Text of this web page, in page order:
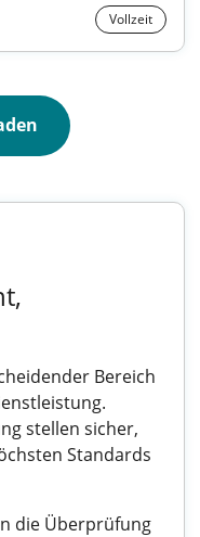
Vollzeit
Bereich
stellen sicher,
Standards
die Überprüfung